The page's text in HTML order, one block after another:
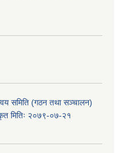
समिति (गठन तथा सञ्चालन)
मितिः २०७९-०७-२१